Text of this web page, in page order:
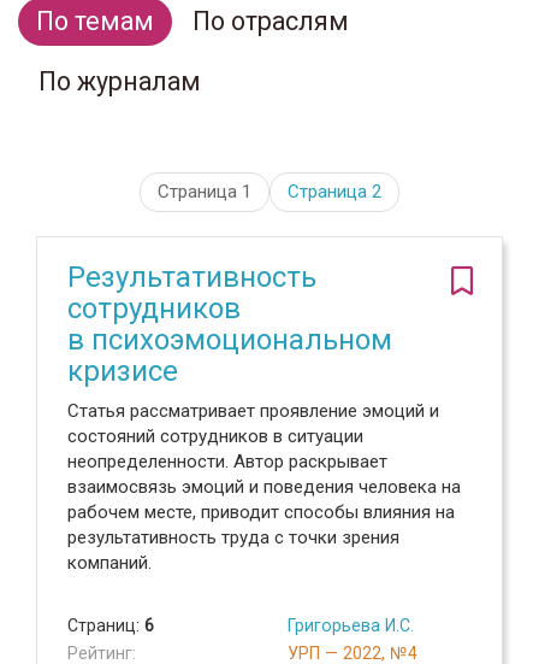
По темам
По отраслям
По журналам
Страница 1 Страница 2
Результативность
сотрудников
в психоэмоциональном
кризисе
Статья рассматривает проявление эмоций и
состояний сотрудников в ситуации
неопределенности. Автор раскрывает
взаимосвязь эмоций и поведения человека на
рабочем месте, приводит способы влияния на
результативность труда с точки зрения
компаний.
Страниц: 6
Рейтинг:
Григорьева И.С.
УРП — 2022, №4